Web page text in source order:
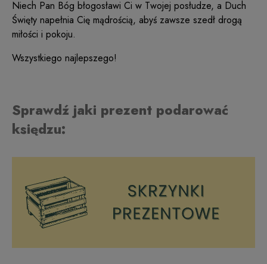
Niech Pan Bóg błogosławi Ci w Twojej posłudze, a Duch
Święty napełnia Cię mądrością, abyś zawsze szedł drogą
miłości i pokoju.
Wszystkiego najlepszego!
Sprawdź jaki prezent podarować
księdzu: